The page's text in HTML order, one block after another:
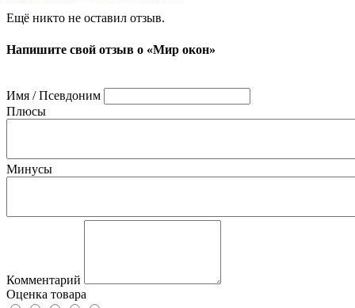
Ещё никто не оставил отзыв.
Напишите свой отзыв о «Мир окон»
Имя / Псевдоним
Плюсы
Минусы
Комментарий
Оценка товара